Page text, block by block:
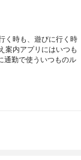
く時も、遊びに行く時
案内アプリにはいつも
通勤で使ういつものル